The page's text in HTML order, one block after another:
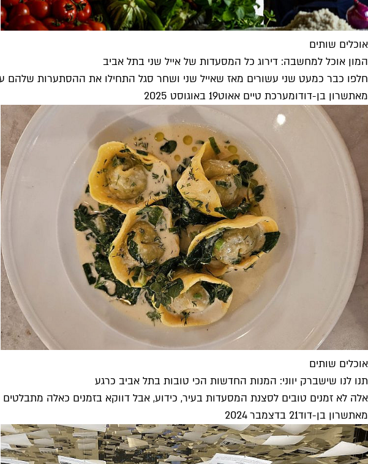
אוכלים שותים
המון אוכל למחשבה: דירוג כל המסעדות של אייל שני בתל אביב
חלפו כבר כמעט שני עשורים מאז שאייל שני ושחר סגל התחילו את ההסתערות שלהם
מאתשרון בן-דודומערכת טיים אאוט19 באוגוסט 2025
אוכלים שותים
תנו לנו שישברק יווני: המנות החדשות הכי טובות בתל אביב כרגע
אלה לא זמנים טובים לסצנת המסעדות בעיר, כידוע, אבל דווקא בזמנים כאלה
מאתשרון בן-דוד21 בדצמבר 2024